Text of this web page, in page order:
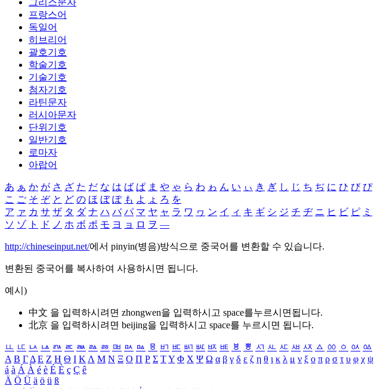
그리스문자
프랑스어
독일어
히브리어
괄호기호
학술기호
기술기호
첨자기호
라틴문자
러시아문자
단위기호
일반기호
로마자
아랍어
あ ぁ か が さ ざ た だ な は ば ぱ ま や ゃ ら わ ゎ ん い ぃ き ぎ し じ ち ぢ に ひ び ぴ
こ ご そ ぞ と ど の ほ ぼ ぽ も よ ょ ろ を
ア ァ カ サ ザ タ ダ ナ ハ バ パ マ ヤ ャ ラ ワ ヮ ン イ ィ キ ギ シ ジ チ ヂ ニ ヒ ビ ピ ミ
ソ ゾ ト ド ノ ホ ボ ポ モ ヨ ョ ロ ヲ ―
http://chineseinput.net/에서 pinyin(병음)방식으로 중국어를 변환할 수 있습니다.
변환된 중국어를 복사하여 사용하시면 됩니다.
예시)
中文 을 입력하시려면 zhongwen을 입력하시고 space를누르시면됩니다.
北京 을 입력하시려면 beijing을 입력하시고 space를 누르시면 됩니다.
ㅥ ㅦ ㅧ ㅨ ㅩ ㅪ ㅫ ㅬ ㅭ ㅮ ㅯ ㅰ ㅱ ㅲ ㅳ ㅴ ㅵ ㅶ ㅷ ㅸ ㅹ ㅺ ㅻ ㅼ ㅽ ㅾ ㅿ ㆀ ㆁ ㆂ ㆃ
Α Β ΓΔ Ε Ζ Η Θ Ι ΚΛ Μ Ν Ξ Ο Π Ρ Σ ΤΥ Φ Χ Ψ Ω α β γ δ ε ζ η θ ι κ λ μ ν ξ ο π ρ σ τ υ φ χ ψ
á à Á À é è É È ç Ç ê
Ä Ö Ü ä ö ü ß